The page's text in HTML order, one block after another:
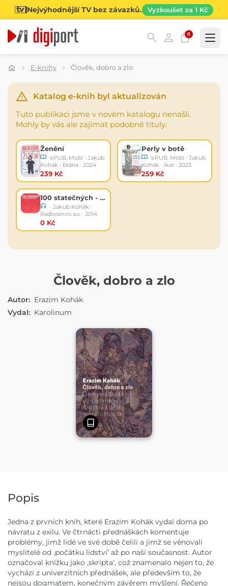
Nejvýhodnější TV bez závazků. Vyzkoušet za 1 Kč
0
Kategorie
E-knihy Člověk, dobro a zlo
Katalog e-knih byl aktualizován
Tuto publikaci jsme v novém katalogu nenašli.
Mohly by vás ale zajímat podobné tituly:
Ženění
ePUB, Mobi · Jakub
Kohák · Brána · 2024
239 Kč
Perly v botě
ePUB, Mobi · Jakub
Kohák · Ikar · 2023
259 Kč
100 statečných - Host č. 67 - Jakub Kohák 08.06.2014
· Jakub Kohák ·
Radioservis a.s. · 2014
0 Kč
Člověk, dobro a zlo
Autor: Erazim Kohák
Vydal: Karolinum
Popis
Jedna z prvních knih, které Erazim Kohák vydal doma po
návratu z exilu. Ve čtrnácti přednáškách komentuje
problémy, jimž lidé ve své době čelili a jimž se věnovali
myslitelé od ,počátku lidství‘ až po naši současnost. Autor
označoval knížku jako ,skripta‘, což znamenalo nejen to, že
vychází z univerzitních přednášek, ale především to, že
nejsou dogmatem, konečným závěrem myšlení. Řečeno